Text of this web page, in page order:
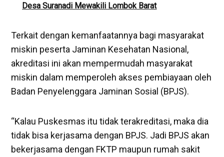
Desa Suranadi Mewakili Lombok Barat
Terkait dengan kemanfaatannya bagi masyarakat
miskin peserta Jaminan Kesehatan Nasional,
akreditasi ini akan mempermudah masyarakat
miskin dalam memperoleh akses pembiayaan oleh
Badan Penyelenggara Jaminan Sosial (BPJS).
“Kalau Puskesmas itu tidak terakreditasi, maka dia
tidak bisa kerjasama dengan BPJS. Jadi BPJS akan
bekerjasama dengan FKTP maupun rumah sakit